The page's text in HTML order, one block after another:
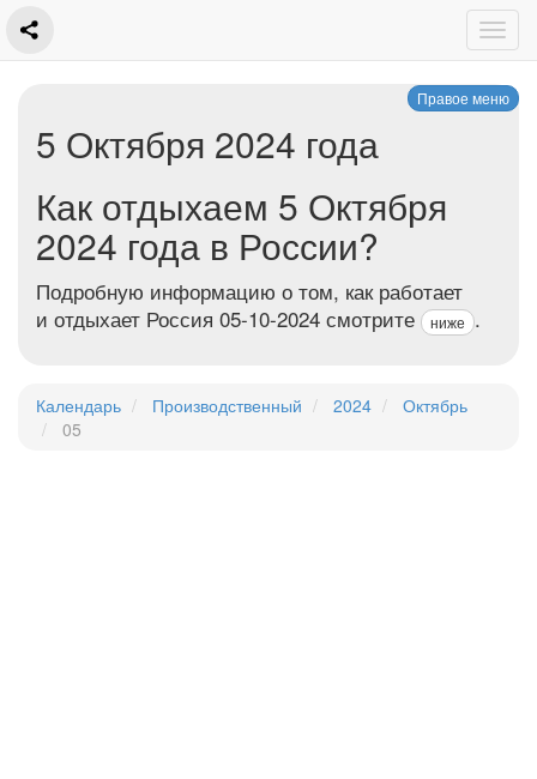
Правое меню
5 Октября 2024 года
Как отдыхаем 5 Октября
2024 года в России?
Подробную информацию о том, как работает
и отдыхает Россия 05-10-2024 смотрите
ниже .
Календарь Производственный 2024
Октябрь
05